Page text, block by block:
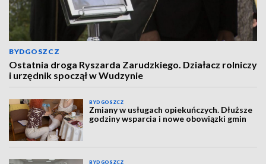
BYDGOSZCZ
Ostatnia droga Ryszarda Zarudzkiego. Działacz rolniczy
i urzędnik spoczął w Wudzynie
BYDGOSZCZ
Zmiany w usługach opiekuńczych. Dłuższe
godziny wsparcia i nowe obowiązki gmin
BYDGOSZCZ